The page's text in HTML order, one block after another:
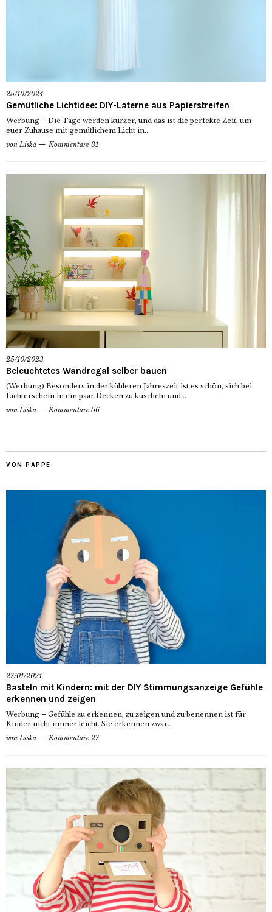
25/10/2024
Gemütliche Lichtidee: DIY-Laterne aus Papierstreifen
Werbung – Die Tage werden kürzer, und das ist die perfekte Zeit, um
euer Zuhause mit gemütlichem Licht in...
von Liska Kommentare 31
25/10/2023
Beleuchtetes Wandregal selber bauen
(Werbung) Besonders in der kühleren Jahreszeit ist es schön, sich bei
Lichterschein in ein paar Decken zu kuscheln und...
von Liska Kommentare 56
VON PAPPE
27/01/2021
Basteln mit Kindern: mit der DIY Stimmungsanzeige Gefühle
erkennen und zeigen
Werbung – Gefühle zu erkennen, zu zeigen und zu benennen ist für
Kinder nicht immer leicht. Sie erkennen zwar...
von Liska Kommentare 27